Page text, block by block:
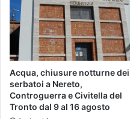
Acqua, chiusure notturne dei
serbatoi a Nereto,
Controguerra e Civitella del
Tronto dal 9 al 16 agosto